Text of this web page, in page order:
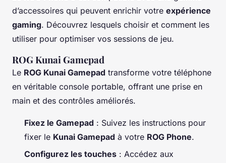
d’accessoires qui peuvent enrichir votre expérience
gaming. Découvrez lesquels choisir et comment les
utiliser pour optimiser vos sessions de jeu.
ROG Kunai Gamepad
Le ROG Kunai Gamepad transforme votre téléphone
en véritable console portable, offrant une prise en
main et des contrôles améliorés.
Fixez le Gamepad : Suivez les instructions pour
fixer le Kunai Gamepad à votre ROG Phone.
Configurez les touches : Accédez aux